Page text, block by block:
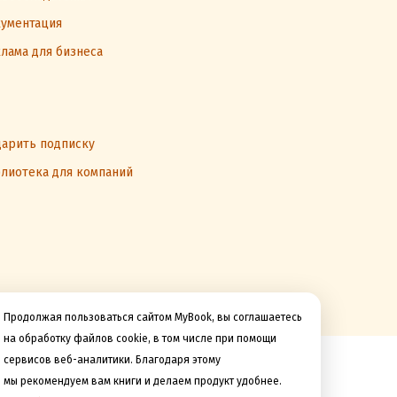
Продолжая пользоваться сайтом MyBook, вы соглашаетесь
на обработку файлов cookie, в том числе при помощи
сервисов веб-аналитики. Благодаря этому
мы рекомендуем вам книги и делаем продукт удобнее.
для бизнеса
подписку
для компаний